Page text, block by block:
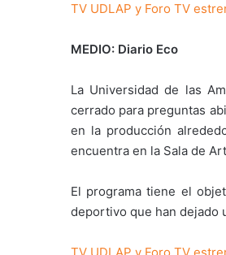
TV UDLAP y Foro TV
MEDIO: Diario Eco
La Universidad de las
cerrado para preguntas
en la producción
encuentra en la Sala de
El programa tiene el
deportivo que han dejado